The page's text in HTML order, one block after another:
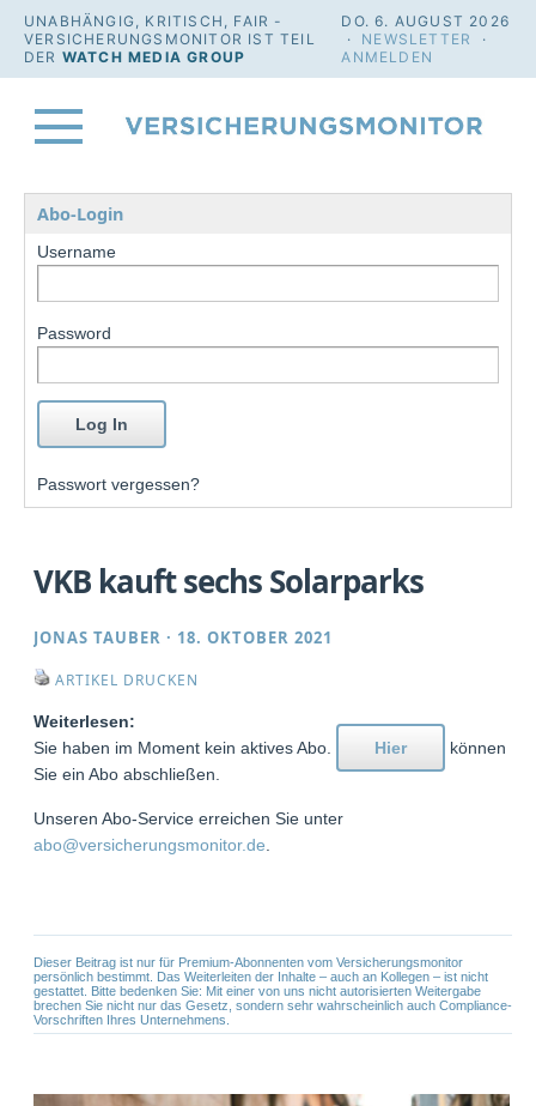
UNABHÄNGIG, KRITISCH, FAIR -
VERSICHERUNGSMONITOR IST TEIL
DER WATCH MEDIA GROUP
DO. 6. AUGUST 2026
· NEWSLETTER
·
ANMELDEN
Abo-Login
Username
Password
Passwort vergessen?
VKB kauft sechs Solarparks
JONAS TAUBER · 18. OKTOBER 2021
ARTIKEL DRUCKEN
Weiterlesen:
Sie haben im Moment kein aktives Abo.
Hier
können
Sie ein Abo abschließen.
Unseren Abo-Service erreichen Sie unter
abo@versicherungsmonitor.de
Dieser Beitrag ist nur für Premium-Abonnenten vom Versicherungsmonitor
persönlich bestimmt. Das Weiterleiten der Inhalte – auch an Kollegen – ist nicht
gestattet. Bitte bedenken Sie: Mit einer von uns nicht autorisierten Weitergabe
brechen Sie nicht nur das Gesetz, sondern sehr wahrscheinlich auch Compliance-
Vorschriften Ihres Unternehmens.